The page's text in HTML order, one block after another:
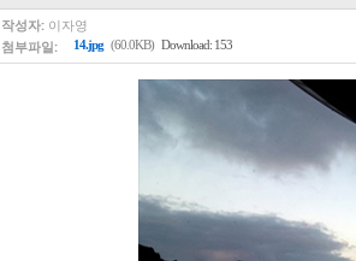
작성자: 이자영
첨부파일:
14.jpg (60.0KB) Download: 153